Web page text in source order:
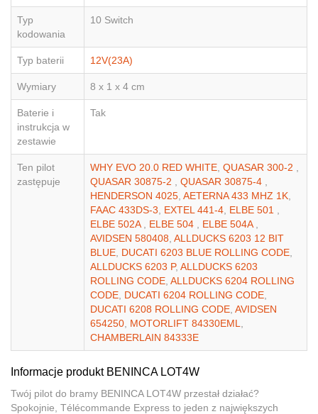
Typ
kodowania
10 Switch
Typ baterii 12V(23A)
Wymiary 8 x 1 x 4 cm
Baterie i
instrukcja w
zestawie
Tak
Ten pilot
zastępuje
WHY EVO 20.0 RED WHITE QUASAR 300-2
QUASAR 30875-2
QUASAR 30875-4
HENDERSON 4025 AETERNA 433 MHZ 1K
FAAC 433DS-3
EXTEL 441-4 ELBE 501
ELBE 502A
ELBE 504 ELBE 504A
AVIDSEN 580408 ALLDUCKS 6203 12 BIT
BLUE DUCATI 6203 BLUE ROLLING CODE
ALLDUCKS 6203 P, ALLDUCKS 6203
ROLLING CODE ALLDUCKS 6204 ROLLING
CODE DUCATI 6204 ROLLING CODE
DUCATI 6208 ROLLING CODE AVIDSEN
654250 MOTORLIFT 84330EML
CHAMBERLAIN 84333E
Informacje produkt BENINCA LOT4W
Twój pilot do bramy BENINCA LOT4W przestał działać?
Spokojnie, Télécommande Express to jeden z największych